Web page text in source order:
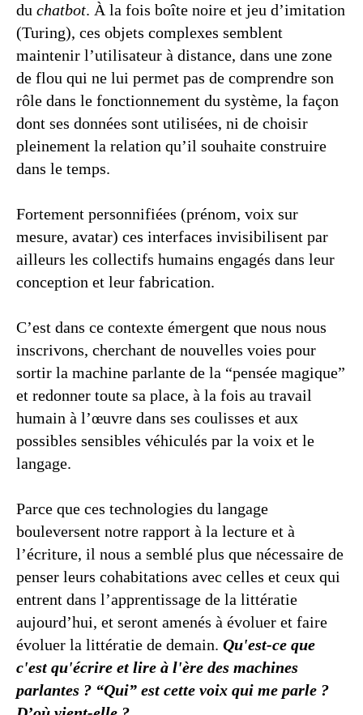
du chatbot. À la fois boîte noire et jeu d’imitation
(Turing), ces objets complexes semblent
maintenir l’utilisateur à distance, dans une zone
de flou qui ne lui permet pas de comprendre son
rôle dans le fonctionnement du système, la façon
dont ses données sont utilisées, ni de choisir
pleinement la relation qu’il souhaite construire
dans le temps.
Fortement personnifiées (prénom, voix sur
mesure, avatar) ces interfaces invisibilisent par
ailleurs les collectifs humains engagés dans leur
conception et leur fabrication.
C’est dans ce contexte émergent que nous nous
inscrivons, cherchant de nouvelles voies pour
sortir la machine parlante de la “pensée magique”
et redonner toute sa place, à la fois au travail
humain à l’œuvre dans ses coulisses et aux
possibles sensibles véhiculés par la voix et le
langage.
Parce que ces technologies du langage
bouleversent notre rapport à la lecture et à
l’écriture, il nous a semblé plus que nécessaire de
penser leurs cohabitations avec celles et ceux qui
entrent dans l’apprentissage de la littératie
aujourd’hui, et seront amenés à évoluer et faire
évoluer la littératie de demain. Qu'est-ce que
c'est qu'écrire et lire à l'ère des machines
parlantes ? “Qui” est cette voix qui me parle ?